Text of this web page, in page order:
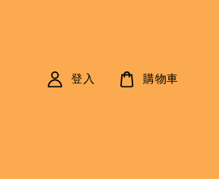
登入 購物車